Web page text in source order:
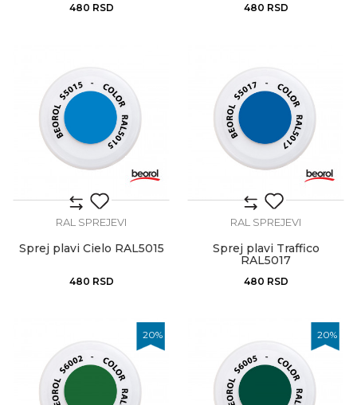
480 RSD 480 RSD
RAL SPREJEVI
Sprej plavi Cielo RAL5015
480 RSD
RAL SPREJEVI
Sprej plavi Traffico
RAL5017
480 RSD
20% 20%